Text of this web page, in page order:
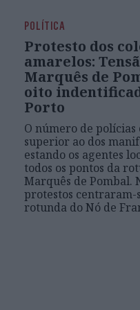
POLÍTICA
Protesto dos
amarelos:
Marquês de
oito
Porto
O número de polícias
superior ao dos
estando os agentes
todos os pontos da
Marquês de Pombal.
protestos centraram-
rotunda do Nó de